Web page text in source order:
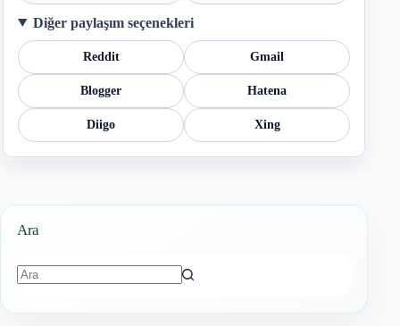
Diğer paylaşım seçenekleri
Reddit Gmail
Blogger Hatena
Diigo Xing
Ara